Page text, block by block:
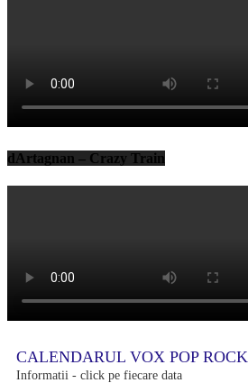
dArtagnan – Crazy Train
CALENDARUL VOX POP ROCK
Informatii - click pe fiecare data